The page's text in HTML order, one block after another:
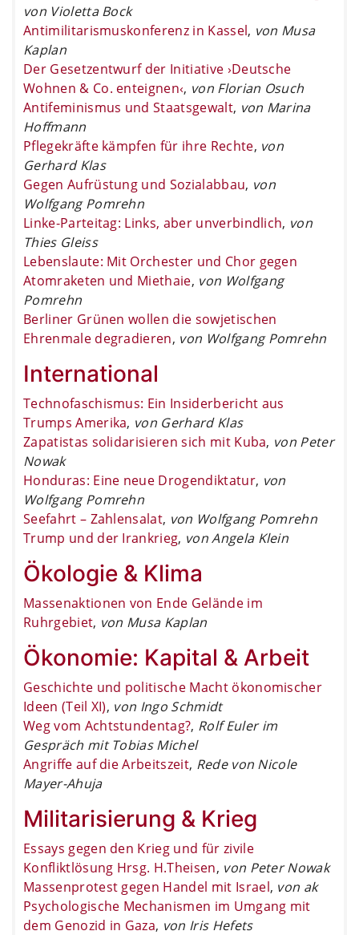
von Violetta Bock
Antimilitarismuskonferenz in Kassel, von Musa
Kaplan
Der Gesetzentwurf der Initiative ›Deutsche
Wohnen & Co. enteignen‹, von Florian Osuch
Antifeminismus und Staatsgewalt, von Marina
Hoffmann
Pflegekräfte kämpfen für ihre Rechte, von
Gerhard Klas
Gegen Aufrüstung und Sozialabbau, von
Wolfgang Pomrehn
Linke-Parteitag: Links, aber unverbindlich, von
Thies Gleiss
Lebenslaute: Mit Orchester und Chor gegen
Atomraketen und Miethaie, von Wolfgang
Pomrehn
Berliner Grünen wollen die sowjetischen
Ehrenmale degradieren, von Wolfgang Pomrehn
International
Technofaschismus: Ein Insiderbericht aus
Trumps Amerika, von Gerhard Klas
Zapatistas solidarisieren sich mit Kuba, von Peter
Nowak
Honduras: Eine neue Drogendiktatur, von
Wolfgang Pomrehn
Seefahrt – Zahlensalat, von Wolfgang Pomrehn
Trump und der Irankrieg, von Angela Klein
Ökologie & Klima
Massenaktionen von Ende Gelände im
Ruhrgebiet, von Musa Kaplan
Ökonomie: Kapital & Arbeit
Geschichte und politische Macht ökonomischer
Ideen (Teil XI), von Ingo Schmidt
Weg vom Achtstundentag?, Rolf Euler im
Gespräch mit Tobias Michel
Angriffe auf die Arbeitszeit, Rede von Nicole
Mayer-Ahuja
Militarisierung & Krieg
Essays gegen den Krieg und für zivile
Konfliktlösung Hrsg. H.Theisen, von Peter Nowak
Massenprotest gegen Handel mit Israel, von ak
Psychologische Mechanismen im Umgang mit
dem Genozid in Gaza, von Iris Hefets